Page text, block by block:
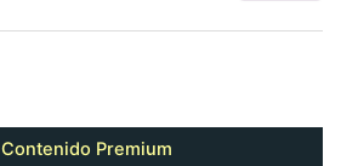
Contenido Premium